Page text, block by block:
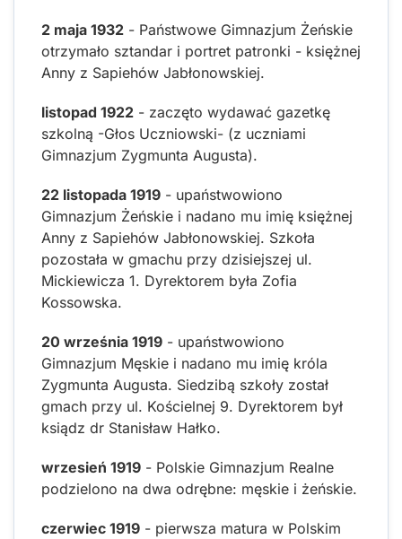
2 maja 1932 - Państwowe Gimnazjum Żeńskie
otrzymało sztandar i portret patronki - księżnej
Anny z Sapiehów Jabłonowskiej.
listopad 1922 - zaczęto wydawać gazetkę
szkolną -Głos Uczniowski- (z uczniami
Gimnazjum Zygmunta Augusta).
22 listopada 1919 - upaństwowiono
Gimnazjum Żeńskie i nadano mu imię księżnej
Anny z Sapiehów Jabłonowskiej. Szkoła
pozostała w gmachu przy dzisiejszej ul.
Mickiewicza 1. Dyrektorem była Zofia
Kossowska.
20 września 1919 - upaństwowiono
Gimnazjum Męskie i nadano mu imię króla
Zygmunta Augusta. Siedzibą szkoły został
gmach przy ul. Kościelnej 9. Dyrektorem był
ksiądz dr Stanisław Hałko.
wrzesień 1919 - Polskie Gimnazjum Realne
podzielono na dwa odrębne: męskie i żeńskie.
czerwiec 1919 - pierwsza matura w Polskim